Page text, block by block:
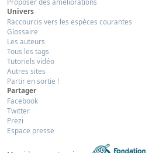
Univers
Raccourcis vers les espèces courantes
Glossaire
Les auteurs
Tous les tags
Tutoriels vidéo
Autres sites
Partir en sortie !
Partager
Facebook
Twitter
Prezi
Espace presse